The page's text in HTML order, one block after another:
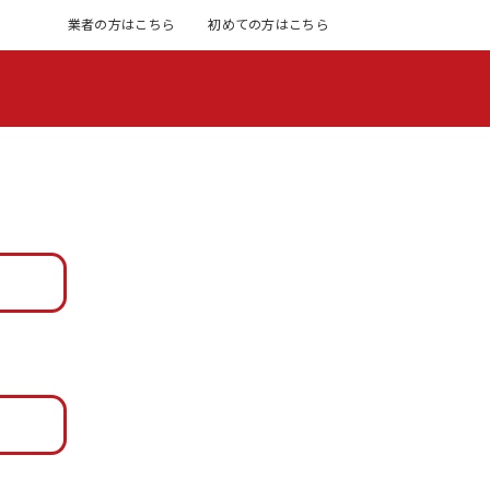
業者の方はこちら 初めての方はこちら